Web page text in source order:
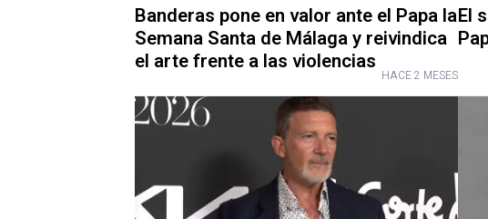
Banderas pone en valor ante el Papa la
Semana Santa de Málaga y reivindica
el arte frente a las violencias HACE 2 MESES
El